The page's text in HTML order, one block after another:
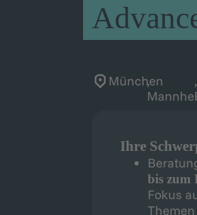
München
,
,
Ihre
bis zum
Fokus
Themen